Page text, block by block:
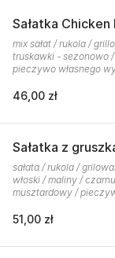
Sałatka Chicken
mix sałat / rukola /
truskawki - sezonowo
pieczywo własnego
46,00 zł
Sałatka z
sałata / rukola /
włoski / maliny /
musztardowy /
51,00 zł